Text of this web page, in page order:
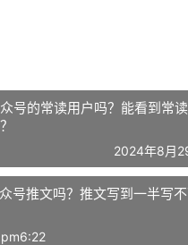
号的常读用户吗？能看到常
2024年8月
号推文吗？推文写到一半写